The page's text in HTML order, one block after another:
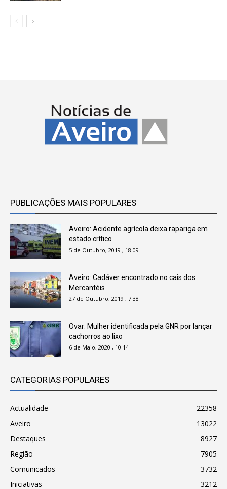
PUBLICAÇÕES MAIS POPULARES
Aveiro: Acidente agrícola deixa rapariga em
estado crítico
5 de Outubro, 2019 , 18:09
Aveiro: Cadáver encontrado no cais dos
Mercantéis
27 de Outubro, 2019 , 7:38
Ovar: Mulher identificada pela GNR por lançar
cachorros ao lixo
6 de Maio, 2020 , 10:14
CATEGORIAS POPULARES
Actualidade
22358
Aveiro
13022
Destaques
8927
Região
7905
Comunicados
3732
Iniciativas
3212